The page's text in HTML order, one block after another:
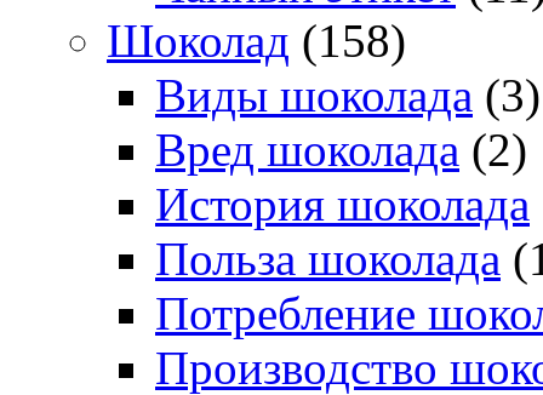
Шоколад (158)
Виды шоколада (3)
Вред шоколада (2)
История шоколада
Польза шоколада
Потребление
Производство